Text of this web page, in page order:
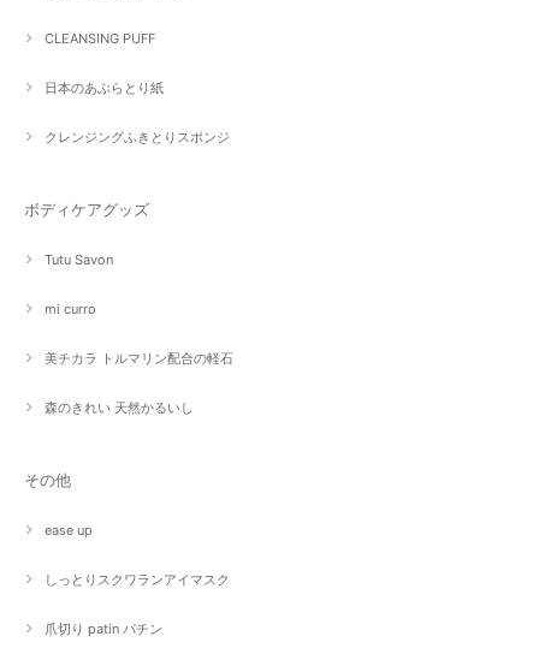
CLEANSING PUFF
日本のあぶらとり紙
クレンジングふきとりスポンジ
ボディケアグッズ
Tutu Savon
mi curro
美チカラ トルマリン配合の軽石
森のきれい 天然かるいし
その他
ease up
しっとりスクワランアイマスク
爪切り patin パチン